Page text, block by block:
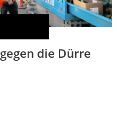
die Dürre